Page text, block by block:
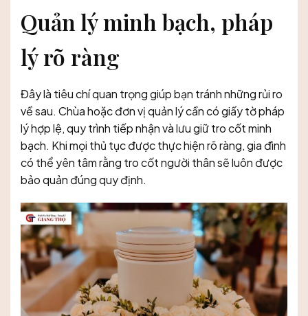
Quản lý minh bạch, pháp
lý rõ ràng
Đây là tiêu chí quan trọng giúp bạn tránh những rủi ro
về sau. Chùa hoặc đơn vị quản lý cần có giấy tờ pháp
lý hợp lệ, quy trình tiếp nhận và lưu giữ tro cốt minh
bạch. Khi mọi thủ tục được thực hiện rõ ràng, gia đình
có thể yên tâm rằng tro cốt người thân sẽ luôn được
bảo quản đúng quy định.